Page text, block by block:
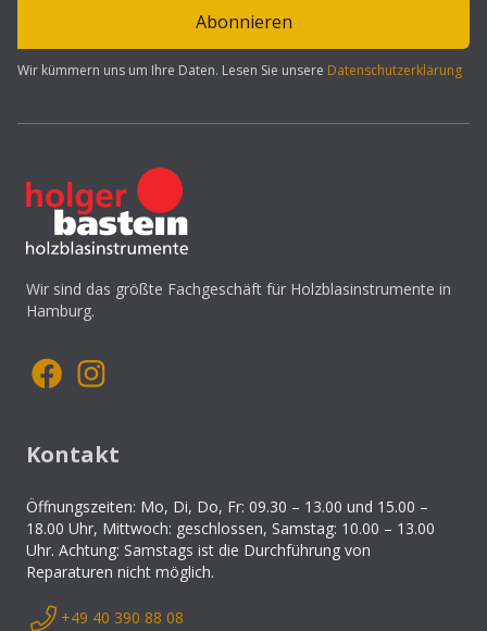
Abonnieren
Wir kümmern uns um Ihre Daten. Lesen Sie unsere Datenschutzerklärung
Wir sind das größte Fachgeschäft für Holzblasinstrumente in
Hamburg.
Kontakt
Öffnungszeiten: Mo, Di, Do, Fr: 09.30 – 13.00 und 15.00 –
18.00 Uhr, Mittwoch: geschlossen, Samstag: 10.00 – 13.00
Uhr. Achtung: Samstags ist die Durchführung von
Reparaturen nicht möglich.
+49 40 390 88 08